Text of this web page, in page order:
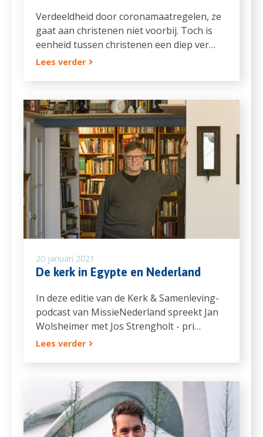
Verdeeldheid door coronamaatregelen, ze
gaat aan christenen niet voorbij. Toch is
eenheid tussen christenen een diep ver…
Lees verder
20 januari 2021
De kerk in Egypte en Nederland
In deze editie van de Kerk & Samenleving-
podcast van MissieNederland spreekt Jan
Wolsheimer met Jos Strengholt - pri…
Lees verder